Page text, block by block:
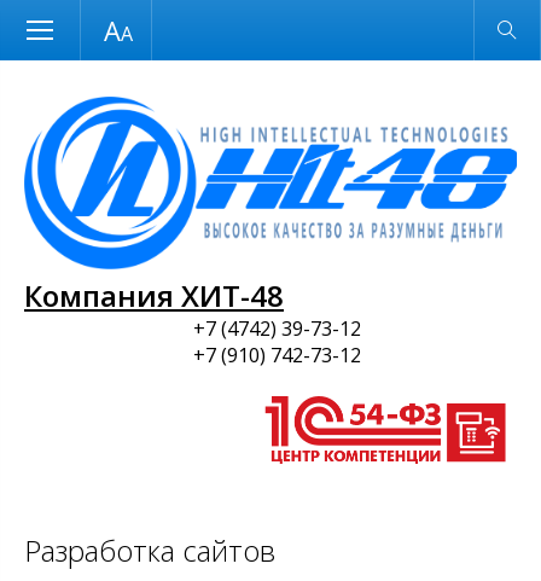
Размер шрифта Обычная версия
Компания ХИТ-48
+7 (4742) 39-73-12
+7 (910) 742-73-12
Разработка сайтов